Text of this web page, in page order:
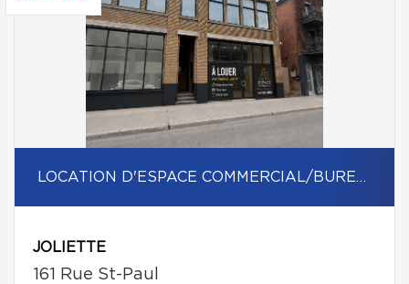
LOCATION D'ESPACE COMMERCIAL/BUREAU
JOLIETTE
161 Rue St-Paul